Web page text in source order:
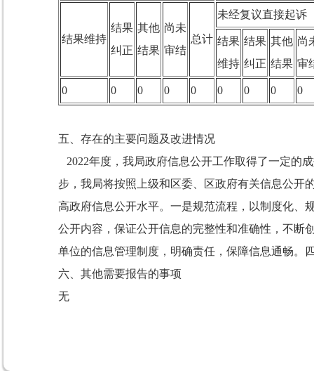
结果维持
结果
纠正
其他
结果
尚未
审结
总计
未经复议直接起诉
结果
维持
结果
纠正
其他
结果
尚
审
0 0 0 0 0 0 0 0 0
五、存在的主要问题及改进情况
2022年度，我局政府信息公开工作取得了一定的
步，我局将按照上级和区委、区政府有关信息公开
高政府信息公开水平。一是规范流程，以制度化、
公开内容，保证公开信息的完整性和准确性，不断
单位的信息管理制度，明确责任，保障信息通畅。
六、其他需要报告的事项
无